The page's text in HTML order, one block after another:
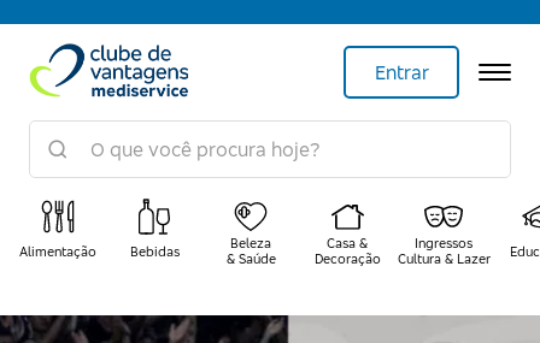
Entrar
Alimentação Bebidas
Beleza
& Saúde
Casa &
Decoração
Ingressos
Cultura & Lazer